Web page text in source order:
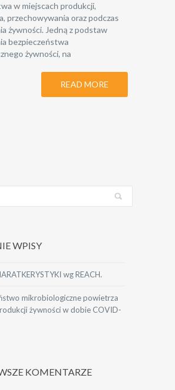
w miejscach produkcji,
przechowywania oraz podczas
żywności. Jedną z podstaw
bezpieczeństwa
żywności, na
READ MORE
WPISY
wg REACH.
mikrobiologiczne powietrza
żywności w dobie COVID-
KOMENTARZE